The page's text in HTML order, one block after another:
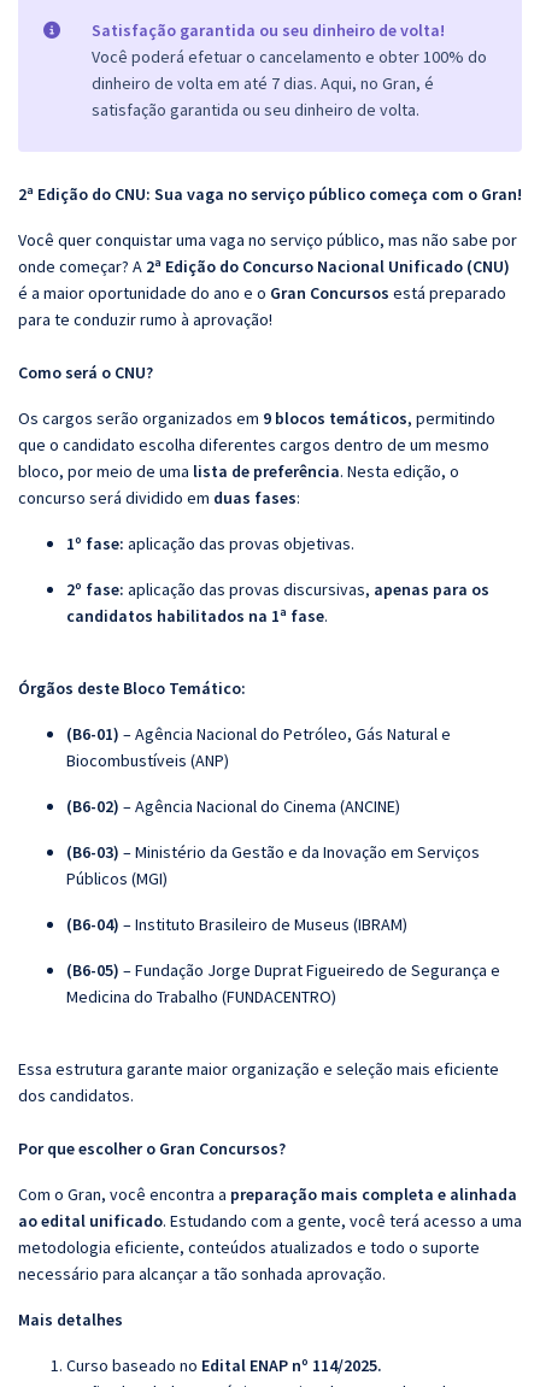
Satisfação garantida ou seu dinheiro de volta!
Você poderá efetuar o cancelamento e obter 100% do
dinheiro de volta em até 7 dias. Aqui, no Gran, é
satisfação garantida ou seu dinheiro de volta.
2ª Edição do CNU: Sua vaga no serviço público começa com o Gran!
Você quer conquistar uma vaga no serviço público, mas não sabe por
onde começar? A 2ª Edição do Concurso Nacional Unificado (CNU)
é a maior oportunidade do ano e o Gran Concursos está preparado
para te conduzir rumo à aprovação!
Como será o CNU?
Os cargos serão organizados em 9 blocos temáticos, permitindo
que o candidato escolha diferentes cargos dentro de um mesmo
bloco, por meio de uma lista de preferência. Nesta edição, o
concurso será dividido em duas fases:
1º fase: aplicação das provas objetivas.
2º fase: aplicação das provas discursivas, apenas para os
candidatos habilitados na 1ª fase.
Órgãos deste Bloco Temático:
(B6-01) – Agência Nacional do Petróleo, Gás Natural e
Biocombustíveis (ANP)
(B6-02) – Agência Nacional do Cinema (ANCINE)
(B6-03) – Ministério da Gestão e da Inovação em Serviços
Públicos (MGI)
(B6-04) – Instituto Brasileiro de Museus (IBRAM)
(B6-05) – Fundação Jorge Duprat Figueiredo de Segurança e
Medicina do Trabalho (FUNDACENTRO)
Essa estrutura garante maior organização e seleção mais eficiente
dos candidatos.
Por que escolher o Gran Concursos?
Com o Gran, você encontra a preparação mais completa e alinhada
ao edital unificado. Estudando com a gente, você terá acesso a uma
metodologia eficiente, conteúdos atualizados e todo o suporte
necessário para alcançar a tão sonhada aprovação.
Mais detalhes
Curso baseado no Edital ENAP nº 114/2025.